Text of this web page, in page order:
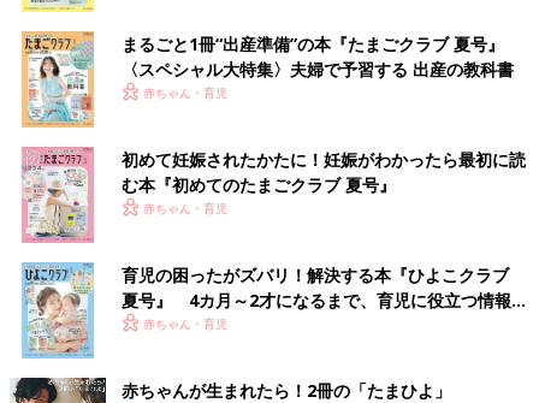
まるごと1冊“出産準備”の本『たまごクラブ 夏号』
〈スペシャル大特集〉夫婦で予習する 出産の教科書
赤ちゃん・育児
初めて妊娠されたかたに！妊娠がわかったら最初に読
む本『初めてのたまごクラブ 夏号』
赤ちゃん・育児
育児の困ったがズバリ！解決する本『ひよこクラブ
夏号』 4カ月～2才になるまで、育児に役立つ情報が
いっぱい！
赤ちゃん・育児
赤ちゃんが生まれたら！2冊の「たまひよ」